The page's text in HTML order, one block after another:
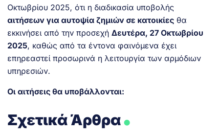
Οκτωβρίου 2025, ότι η διαδικασία υποβολής
αιτήσεων για αυτοψία ζημιών σε κατοικίες θα
εκκινήσει από την προσεχή Δευτέρα, 27 Οκτωβρίου
2025, καθώς από τα έντονα φαινόμενα έχει
επηρεαστεί προσωρινά η λειτουργία των αρμόδιων
υπηρεσιών.
Οι αιτήσεις θα υποβάλλονται:
Σχετικά Άρθρα.